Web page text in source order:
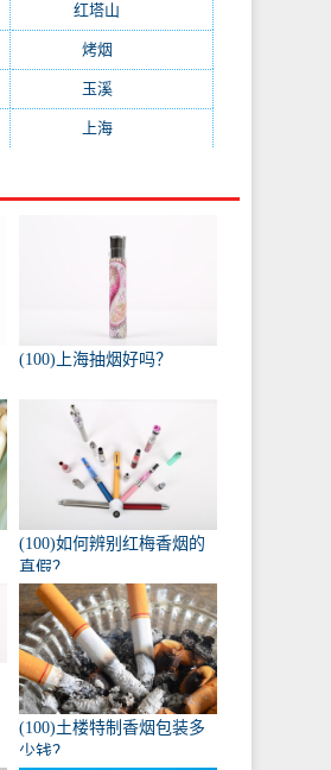
红塔山
烤烟
玉溪(73)
上海(70)
(100)上海抽烟好吗？
(100)如何辨别红梅香烟的
真假？
(100)土楼特制香烟包装多
少钱？